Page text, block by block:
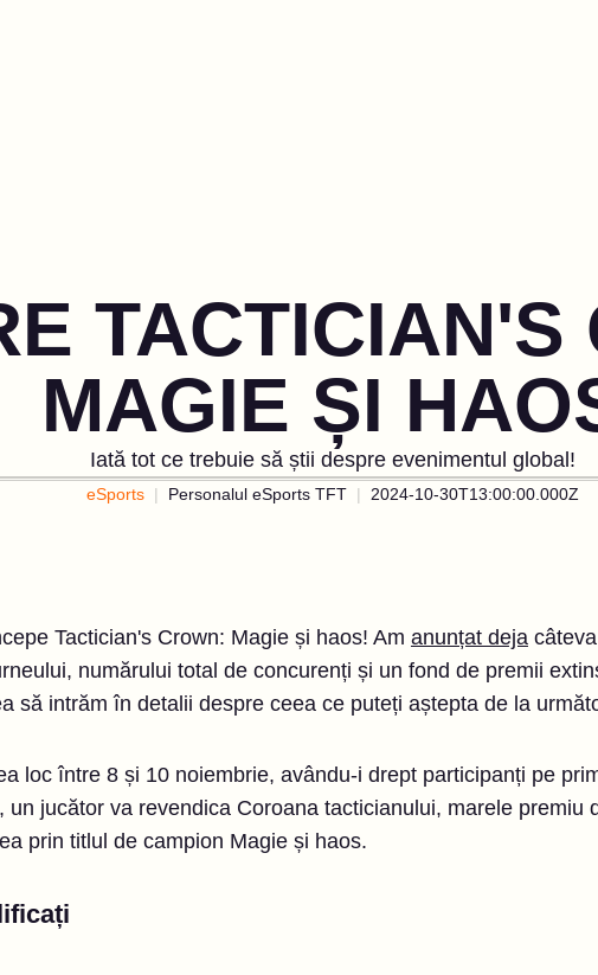
TACTICIAN'S
MAGIE ȘI
Iată tot ce trebuie să știi despre evenimentul global!
eSports Personalul eSports TFT 2024-10-30T13:00:00.000Z
Tactician's Crown: Magie și haos! Am anunțat deja
numărului total de concurenți și un fond de premii
să intrăm în detalii despre ceea ce puteți aștepta de la
loc între 8 și 10 noiembrie, avându-i drept participanți pe
un jucător va revendica Coroana tacticianului, marele premiu
prin titlul de campion Magie și haos.